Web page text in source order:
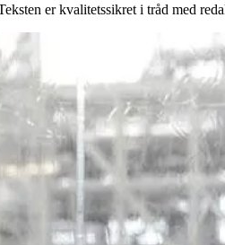
er kvalitetssikret i tråd med